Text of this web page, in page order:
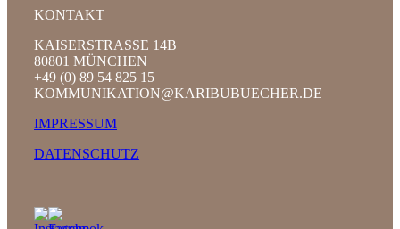
KONTAKT
KAISERSTRASSE 14B
80801 MÜNCHEN
+49 (0) 89 54 825 15
KOMMUNIKATION@KARIBUBUECHER.DE
IMPRESSUM
DATENSCHUTZ